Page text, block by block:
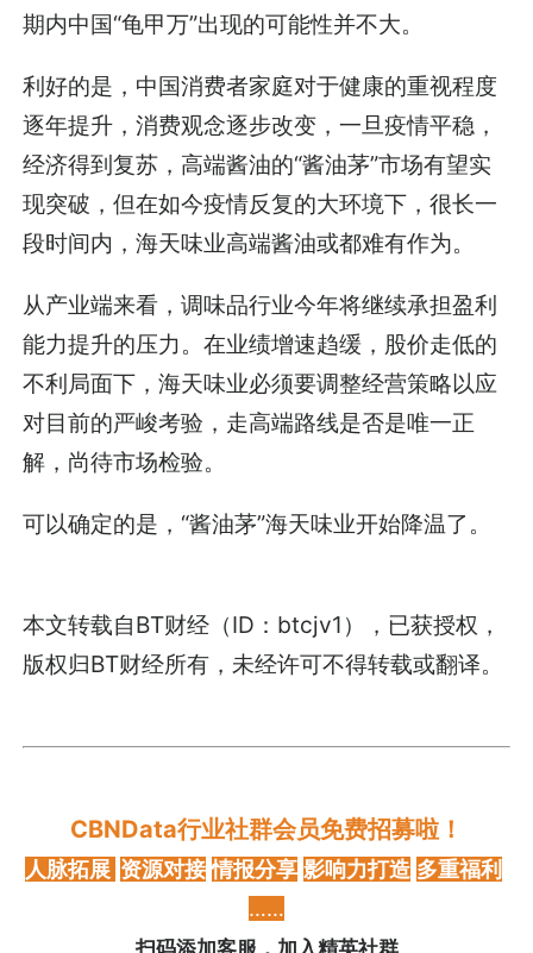
期内中国“龟甲万”出现的可能性并不大。
利好的是，中国消费者家庭对于健康的重视程度
逐年提升，消费观念逐步改变，一旦疫情平稳，
经济得到复苏，高端酱油的“酱油茅”市场有望实
现突破，但在如今疫情反复的大环境下，很长一
段时间内，海天味业高端酱油或都难有作为。
从产业端来看，调味品行业今年将继续承担盈利
能力提升的压力。在业绩增速趋缓，股价走低的
不利局面下，海天味业必须要调整经营策略以应
对目前的严峻考验，走高端路线是否是唯一正
解，尚待市场检验。
可以确定的是，“酱油茅”海天味业开始降温了。
本文转载自BT财经（ID：btcjv1），已获授权，
版权归BT财经所有，未经许可不得转载或翻译。
CBNData行业社群会员免费招募啦！
人脉拓展 资源对接 情报分享 影响力打造 多重福利
……